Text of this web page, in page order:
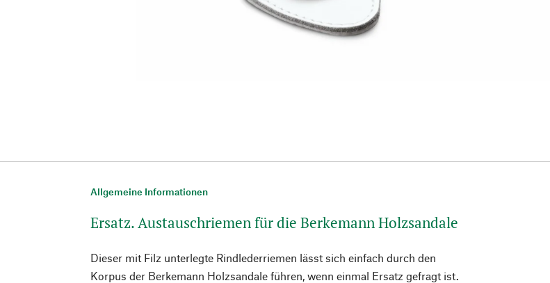
Allgemeine Informationen
Ersatz. Austauschriemen für die Berkemann Holzsandale
Dieser mit Filz unterlegte Rindlederriemen lässt sich einfach durch den
Korpus der Berkemann Holzsandale führen, wenn einmal Ersatz gefragt ist.